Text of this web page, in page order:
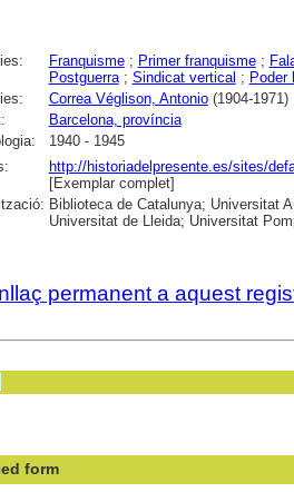
Franquisme; Primer franquisme;
Postguerra; Sindicat vertical ; Poder
Correa Véglison, Antonio(1904-1971)
Barcelona, província
1940 - 1945
http://historiadelpresente.es/sites/
[Exemplar complet]
Biblioteca de Catalunya; Universitat
Universitat de Lleida; Universitat
permanent a aquest
form